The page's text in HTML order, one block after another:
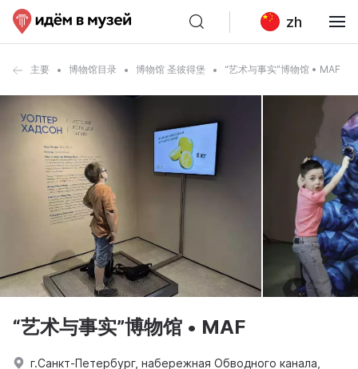
zh
主要 博物馆目录 博物馆 圣彼得堡 “艺术与事实”博物馆 • MAF
“艺术与事实”博物馆 • MAF
г.Санкт-Петербург, набережная Обводного канала,